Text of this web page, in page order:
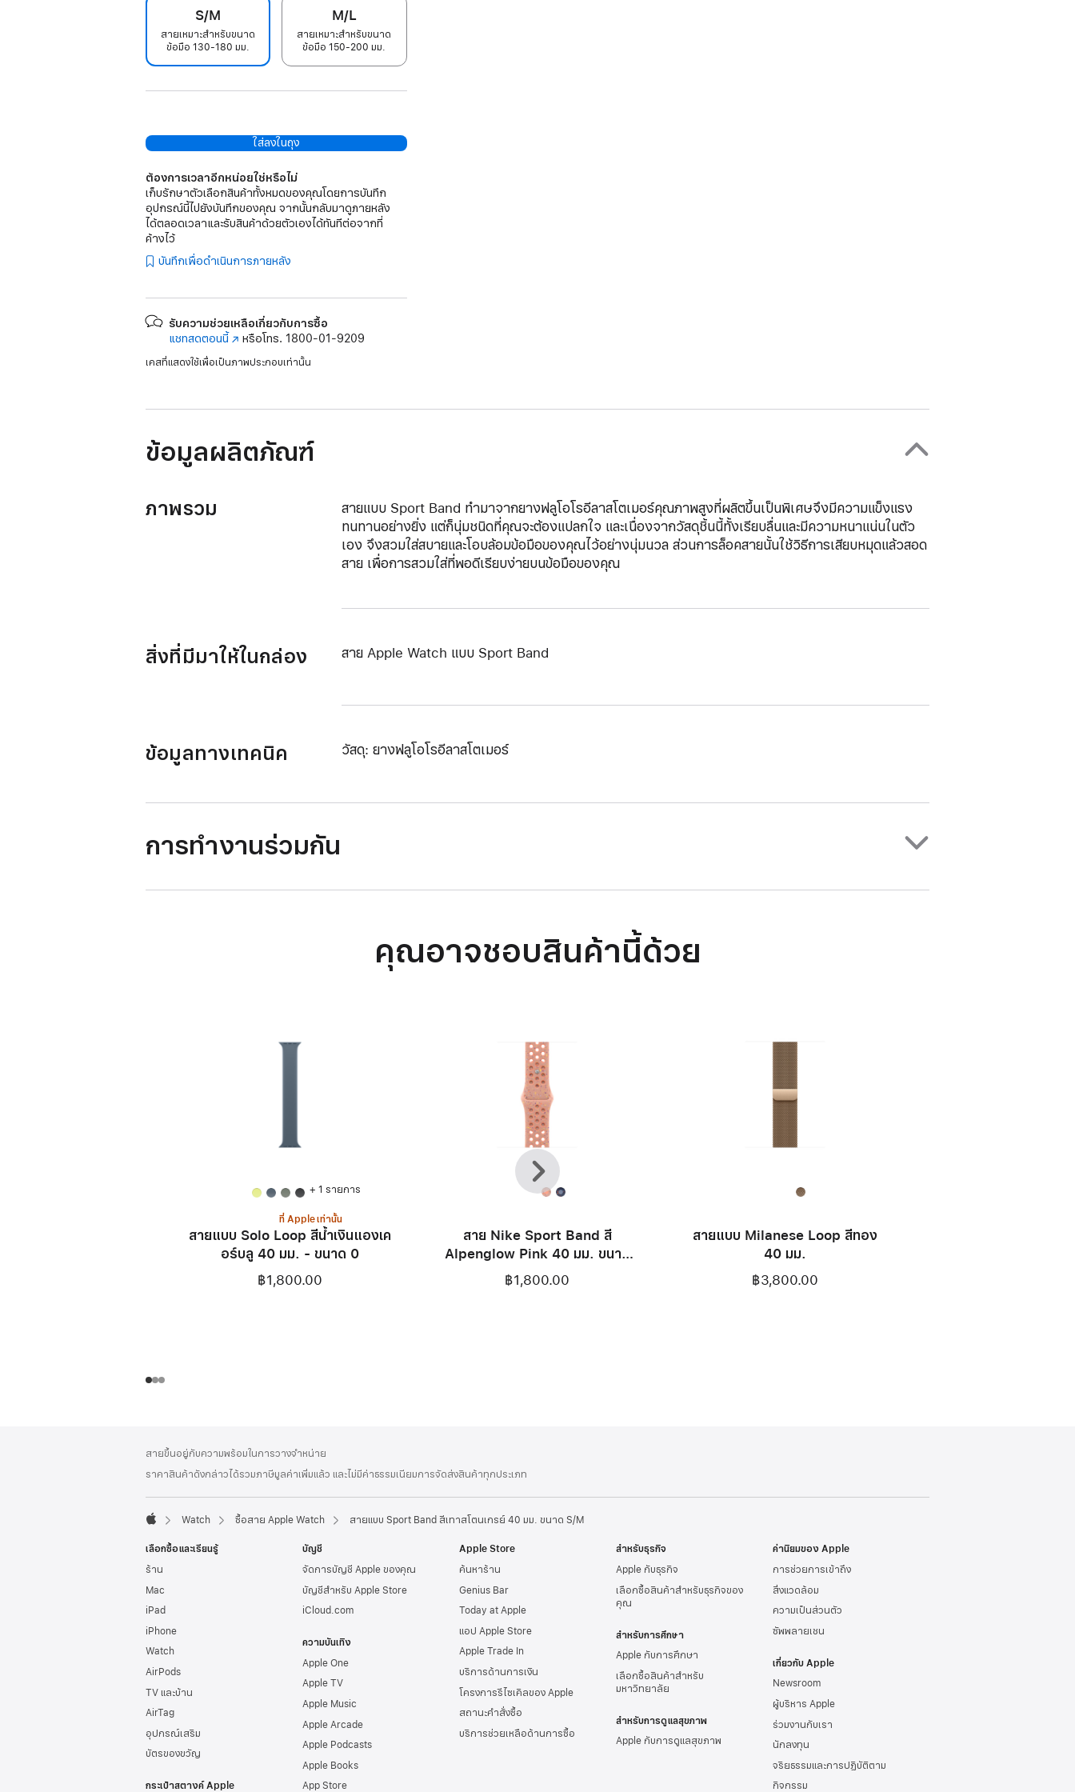
S/M
สายเหมาะสำหรับขนาด
ข้อมือ 130-180 มม.
M/L
สายเหมาะสำหรับขนาด
ข้อมือ 150-200 มม.
ใส่ลงในถุง
ต้องการเวลาอีกหน่อยใช่หรือไม่
เก็บรักษาตัวเลือกสินค้าทั้งหมดของคุณโดยการบันทึก
อุปกรณ์นี้ไปยังบันทึกของคุณ จากนั้นกลับมาดูภายหลัง
ได้ตลอดเวลาและรับสินค้าด้วยตัวเองได้ทันทีต่อจากที่
ค้างไว้
บันทึกเพื่อดำเนินการภายหลัง
รับความช่วยเหลือเกี่ยวกับการซื้อ
แชทสดตอนนี้(เปิด
หน้าต่าง
หรือโทร. 1800-01-9209
เคสที่แสดงใช้เพื่อเป็นภาพประกอบเท่านั้น
ข้อมูลผลิตภัณฑ์
ภาพรวม
สายแบบ Sport Band ทำมาจากยางฟลูโอโรอีลาสโตเมอร์คุณภาพสูงที่ผลิตขึ้นเป็นพิเศษจึงมีความแข็งแรง
ทนทานอย่างยิ่ง แต่ก็นุ่มชนิดที่คุณจะต้องแปลกใจ และเนื่องจากวัสดุชิ้นนี้ทั้งเรียบลื่นและมีความหนาแน่นในตัว
เอง จึงสวมใส่สบายและโอบล้อมข้อมือของคุณไว้อย่างนุ่มนวล ส่วนการล็อคสายนั้นใช้วิธีการเสียบหมุดแล้วสอด
สาย เพื่อการสวมใส่ที่พอดีเรียบง่ายบนข้อมือของคุณ
สิ่งที่มีมาให้ในกล่อง สาย Apple Watch แบบ Sport Band
ข้อมูลทางเทคนิค วัสดุ: ยางฟลูโอโรอีลาสโตเมอร์
การทำงานร่วมกัน
คุณอาจชอบสินค้านี้ด้วย
+ 1 รายการ
ที่ Apple เท่านั้น
สายแบบ Solo Loop สีน้ำเงินแองเค
อร์บลู 40 มม. - ขนาด 0
฿1,800.00
สาย Nike Sport Band สี
Alpenglow Pink 40 มม. ขนาด
S/M
฿1,800.00
สายแบบ Milanese Loop สีทอง
40 มม.
฿3,800.00
ก่อน
หน้า
ถัด
ไป
ส่วน
ท้าย
กระดาษ
เชิงอรรถ
สายขึ้นอยู่กับความพร้อมในการวางจำหน่าย
ราคาสินค้าดังกล่าวได้รวมภาษีมูลค่าเพิ่มแล้ว และไม่มีค่าธรรมเนียมการจัดส่งสินค้าทุกประเภท
Watch ซื้อสาย Apple Watch
สายแบบ Sport Band สีเทาสโตนเกรย์ 40 มม. ขนาด S/M
เลือกซื้อและเรียนรู้
ร้าน
Mac
iPad
iPhone
Watch
AirPods
TV และบ้าน
AirTag
อุปกรณ์เสริม
บัตรของขวัญ
กระเป๋าสตางค์ Apple
บัญชี
จัดการบัญชี Apple ของคุณ
บัญชีสำหรับ Apple Store
iCloud.com
ความบันเทิง
Apple One
Apple TV
Apple Music
Apple Arcade
Apple Podcasts
Apple Books
App Store
Apple Store
ค้นหาร้าน
Genius Bar
Today at Apple
แอป Apple Store
Apple Trade In
บริการด้านการเงิน
โครงการรีไซเคิลของ Apple
สถานะคำสั่งซื้อ
บริการช่วยเหลือด้านการซื้อ
สำหรับธุรกิจ
Apple กับธุรกิจ
เลือกซื้อสินค้าสำหรับธุรกิจของ
คุณ
สำหรับการศึกษา
Apple กับการศึกษา
เลือกซื้อสินค้าสำหรับ
มหาวิทยาลัย
สำหรับการดูแลสุขภาพ
Apple กับการดูแลสุขภาพ
ค่านิยมของ Apple
การช่วยการเข้าถึง
สิ่งแวดล้อม
ความเป็นส่วนตัว
ซัพพลายเชน
เกี่ยวกับ Apple
Newsroom
ผู้บริหาร Apple
ร่วมงานกับเรา
นักลงทุน
จริยธรรมและการปฏิบัติตาม
กิจกรรม